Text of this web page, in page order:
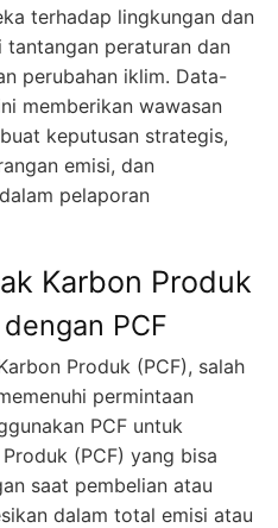
terhadap lingkungan dan
peraturan dan
perubahan iklim. Data-
memberikan wawasan
keputusan strategis,
emisi, dan
pelaporan
Karbon Produk
PCF
Produk (PCF), salah
permintaan
PCF untuk
(PCF) yang bisa
saat pembelian atau
dalam total emisi atau